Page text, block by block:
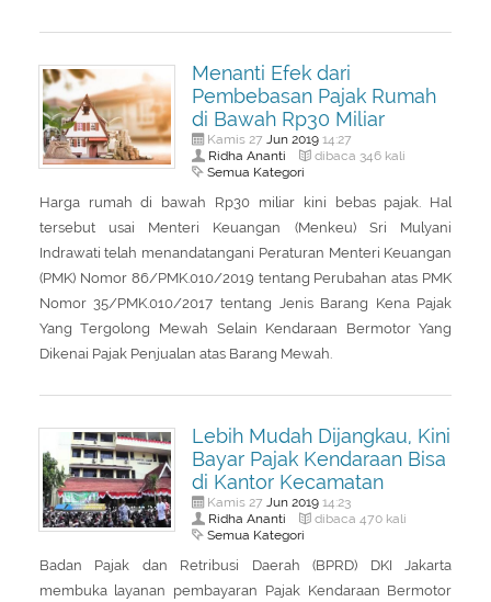
Menanti Efek dari
Pembebasan Pajak Rumah
di Bawah Rp30 Miliar
Kamis 27 Jun 201914:27
Ridha Ananti dibaca 346 kali
Semua Kategori
Harga rumah di bawah Rp30 miliar kini bebas pajak. Hal
tersebut usai Menteri Keuangan (Menkeu) Sri Mulyani
Indrawati telah menandatangani Peraturan Menteri Keuangan
(PMK) Nomor 86/PMK.010/2019 tentang Perubahan atas PMK
Nomor 35/PMK.010/2017 tentang Jenis Barang Kena Pajak
Yang Tergolong Mewah Selain Kendaraan Bermotor Yang
Dikenai Pajak Penjualan atas Barang Mewah.
Lebih Mudah Dijangkau, Kini
Bayar Pajak Kendaraan Bisa
di Kantor Kecamatan
Kamis 27 Jun 201914:23
Ridha Ananti dibaca 470 kali
Semua Kategori
Badan Pajak dan Retribusi Daerah (BPRD) DKI Jakarta
membuka layanan pembayaran Pajak Kendaraan Bermotor